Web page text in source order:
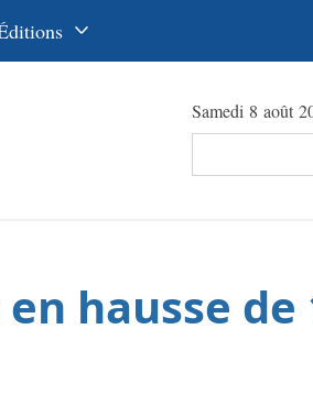
عربي
Samedi 8 août
hausse de